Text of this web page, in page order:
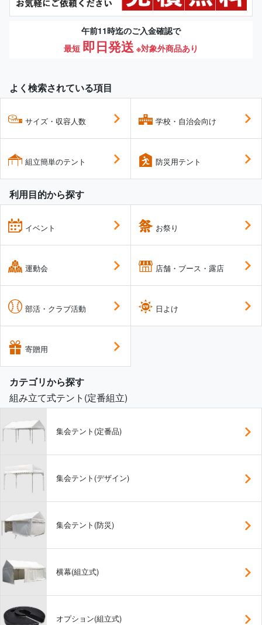
午前11時迄のご入金確認で
最短 即日発送 ※対象外商品あり
よく検索されている項目
サイズ・収容人数
組立簡単のテント
学校・自治会向け
防災用テント
利用目的から探す
イベント
運動会
部活・クラブ活動
寄贈用
お祭り
店舗・ブース・露店
日よけ
カテゴリから探す
組み立て式テント(定番組立)
集会テント(定番品)
集会テント(デザイン)
集会テント(防災)
横幕(組立式)
オプション(組立式)